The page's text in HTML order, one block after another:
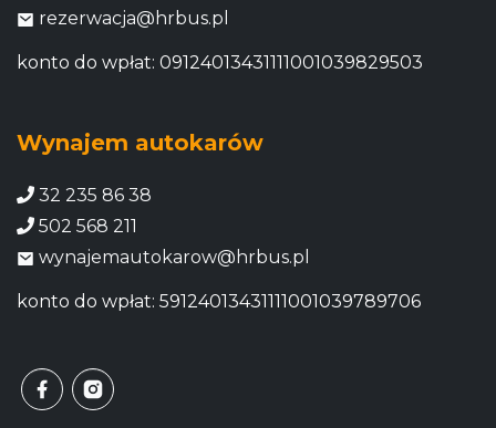
rezerwacja@hrbus.pl
konto do wpłat: 09124013431111001039829503
Wynajem autokarów
32 235 86 38
502 568 211
wynajemautokarow@hrbus.pl
konto do wpłat: 59124013431111001039789706